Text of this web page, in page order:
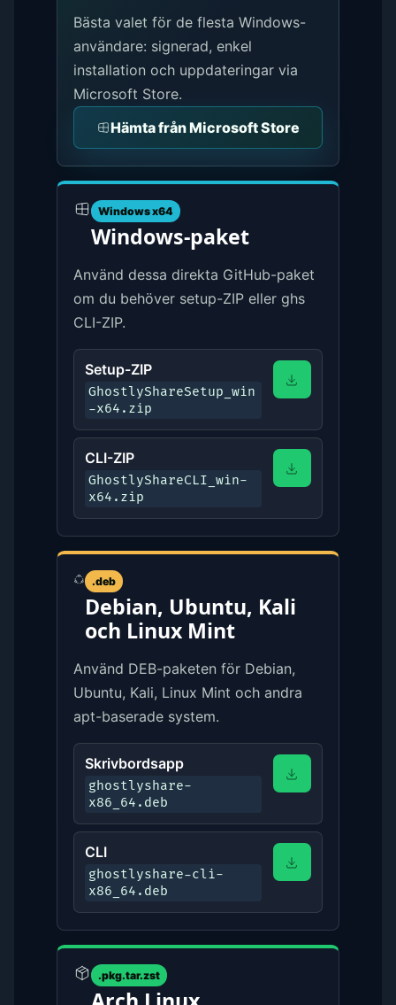
Bästa valet för de flesta Windows-
användare: signerad, enkel
installation och uppdateringar via
Microsoft Store.
Hämta från Microsoft Store
Windows x64
Windows-paket
Använd dessa direkta GitHub-paket
om du behöver setup-ZIP eller ghs
CLI-ZIP.
Setup-ZIP
GhostlyShareSetup_win
-x64.zip
CLI-ZIP
GhostlyShareCLI_win-
x64.zip
.deb
Debian, Ubuntu, Kali
och Linux Mint
Använd DEB-paketen för Debian,
Ubuntu, Kali, Linux Mint och andra
apt-baserade system.
Skrivbordsapp
ghostlyshare-
x86_64.deb
CLI
ghostlyshare-cli-
x86_64.deb
.pkg.tar.zst